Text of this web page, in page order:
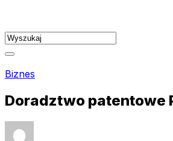
content
Biznes
Doradztwo patentowe